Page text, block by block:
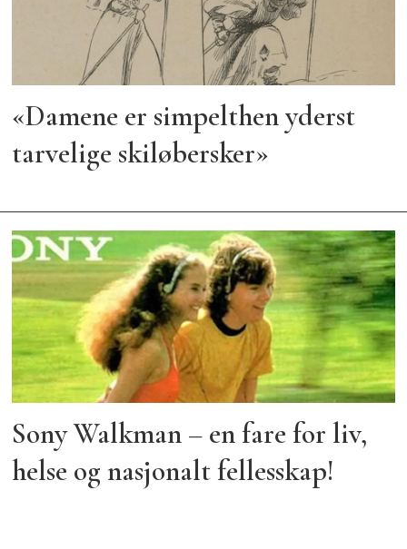
«Damene er simpelthen yderst
tarvelige skiløbersker»
Sony Walkman – en fare for liv,
helse og nasjonalt fellesskap!